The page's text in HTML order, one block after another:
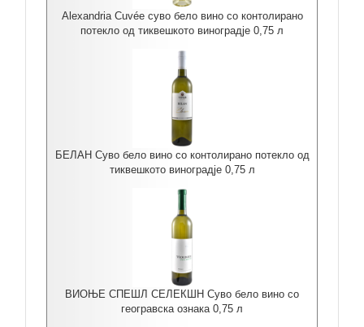
Alexandria Cuvée суво бело вино со контолирано
потекло од тиквешкото виноградје 0,75 л
БЕЛАН Суво бело вино со контолирано потекло од
тиквешкото виноградје 0,75 л
ВИОЊЕ СПЕШЛ СЕЛЕКШН Суво бело вино со
геогравска ознака 0,75 л